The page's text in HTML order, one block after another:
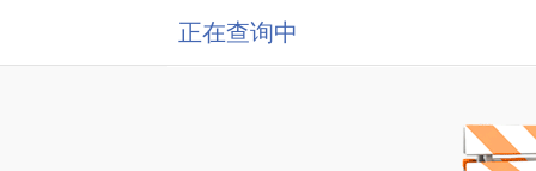
正在查询中